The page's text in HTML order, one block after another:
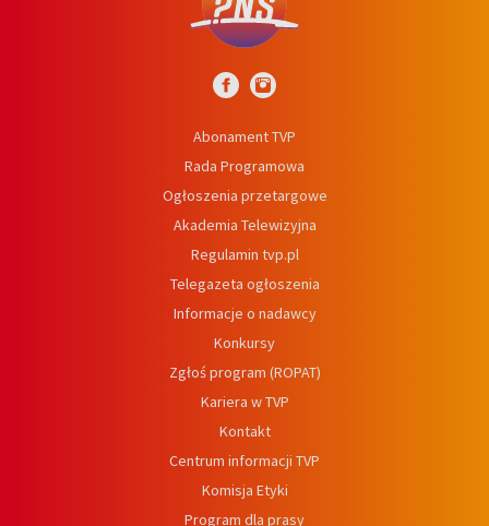
Abonament TVP
Rada Programowa
Ogłoszenia przetargowe
Akademia Telewizyjna
Regulamin tvp.pl
Telegazeta ogłoszenia
Informacje o nadawcy
Konkursy
Zgłoś program (ROPAT)
Kariera w TVP
Kontakt
Centrum informacji TVP
Komisja Etyki
Program dla prasy